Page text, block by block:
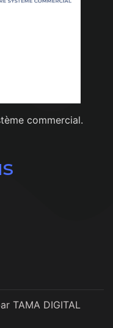
commercial.
TAMA DIGITAL